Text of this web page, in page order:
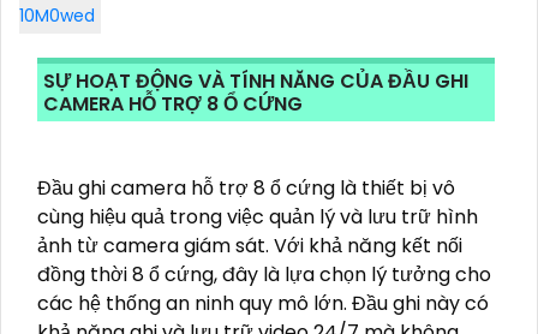
10M0wed
SỰ HOẠT ĐỘNG VÀ TÍNH NĂNG CỦA ĐẦU GHI
CAMERA HỖ TRỢ 8 Ổ CỨNG
Đầu ghi camera hỗ trợ 8 ổ cứng là thiết bị vô
cùng hiệu quả trong việc quản lý và lưu trữ hình
ảnh từ camera giám sát. Với khả năng kết nối
đồng thời 8 ổ cứng, đây là lựa chọn lý tưởng cho
các hệ thống an ninh quy mô lớn. Đầu ghi này có